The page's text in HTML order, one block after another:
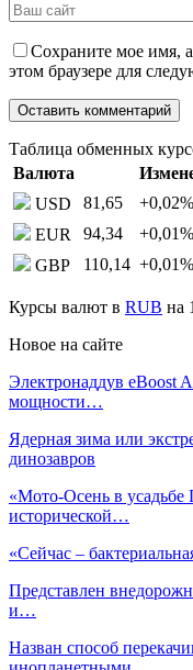
Сохраните мое имя,
этом браузере для
Таблица обменных
Валюта
USD
81,65 +0,02%
EUR
94,34 +0,01%
GBP
110,14 +0,01%
Курсы валют в RUB на
Новое на сайте
Электронаддув eBoost
мощности…
Ядерная зима или
динозавров
«Мото-Осень в усадьбе
исторической…
«Сейчас –
Представлен
и…
Назван способ